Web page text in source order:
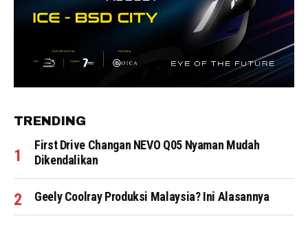
TRENDING
First Drive Changan NEVO Q05 Nyaman Mudah
Dikendalikan
Geely Coolray Produksi Malaysia? Ini Alasannya